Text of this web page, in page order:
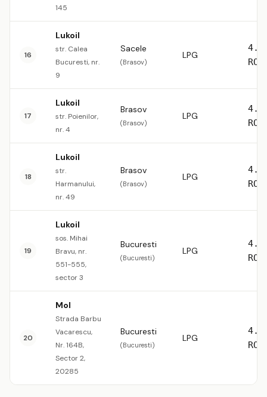
145
16
Lukoil
str. Calea
Bucuresti, nr.
9
Sacele
(Brasov)
LPG
17
Lukoil
str. Poienilor,
nr. 4
Brasov
(Brasov)
LPG
18
Lukoil
str.
Harmanului,
nr. 49
Brasov
(Brasov)
LPG
19
Lukoil
sos. Mihai
Bravu, nr.
551-555,
sector 3
Bucuresti
(Bucuresti)
LPG
20
Mol
Strada Barbu
Vacarescu,
Nr. 164B,
Sector 2,
20285
Bucuresti
(Bucuresti)
LPG